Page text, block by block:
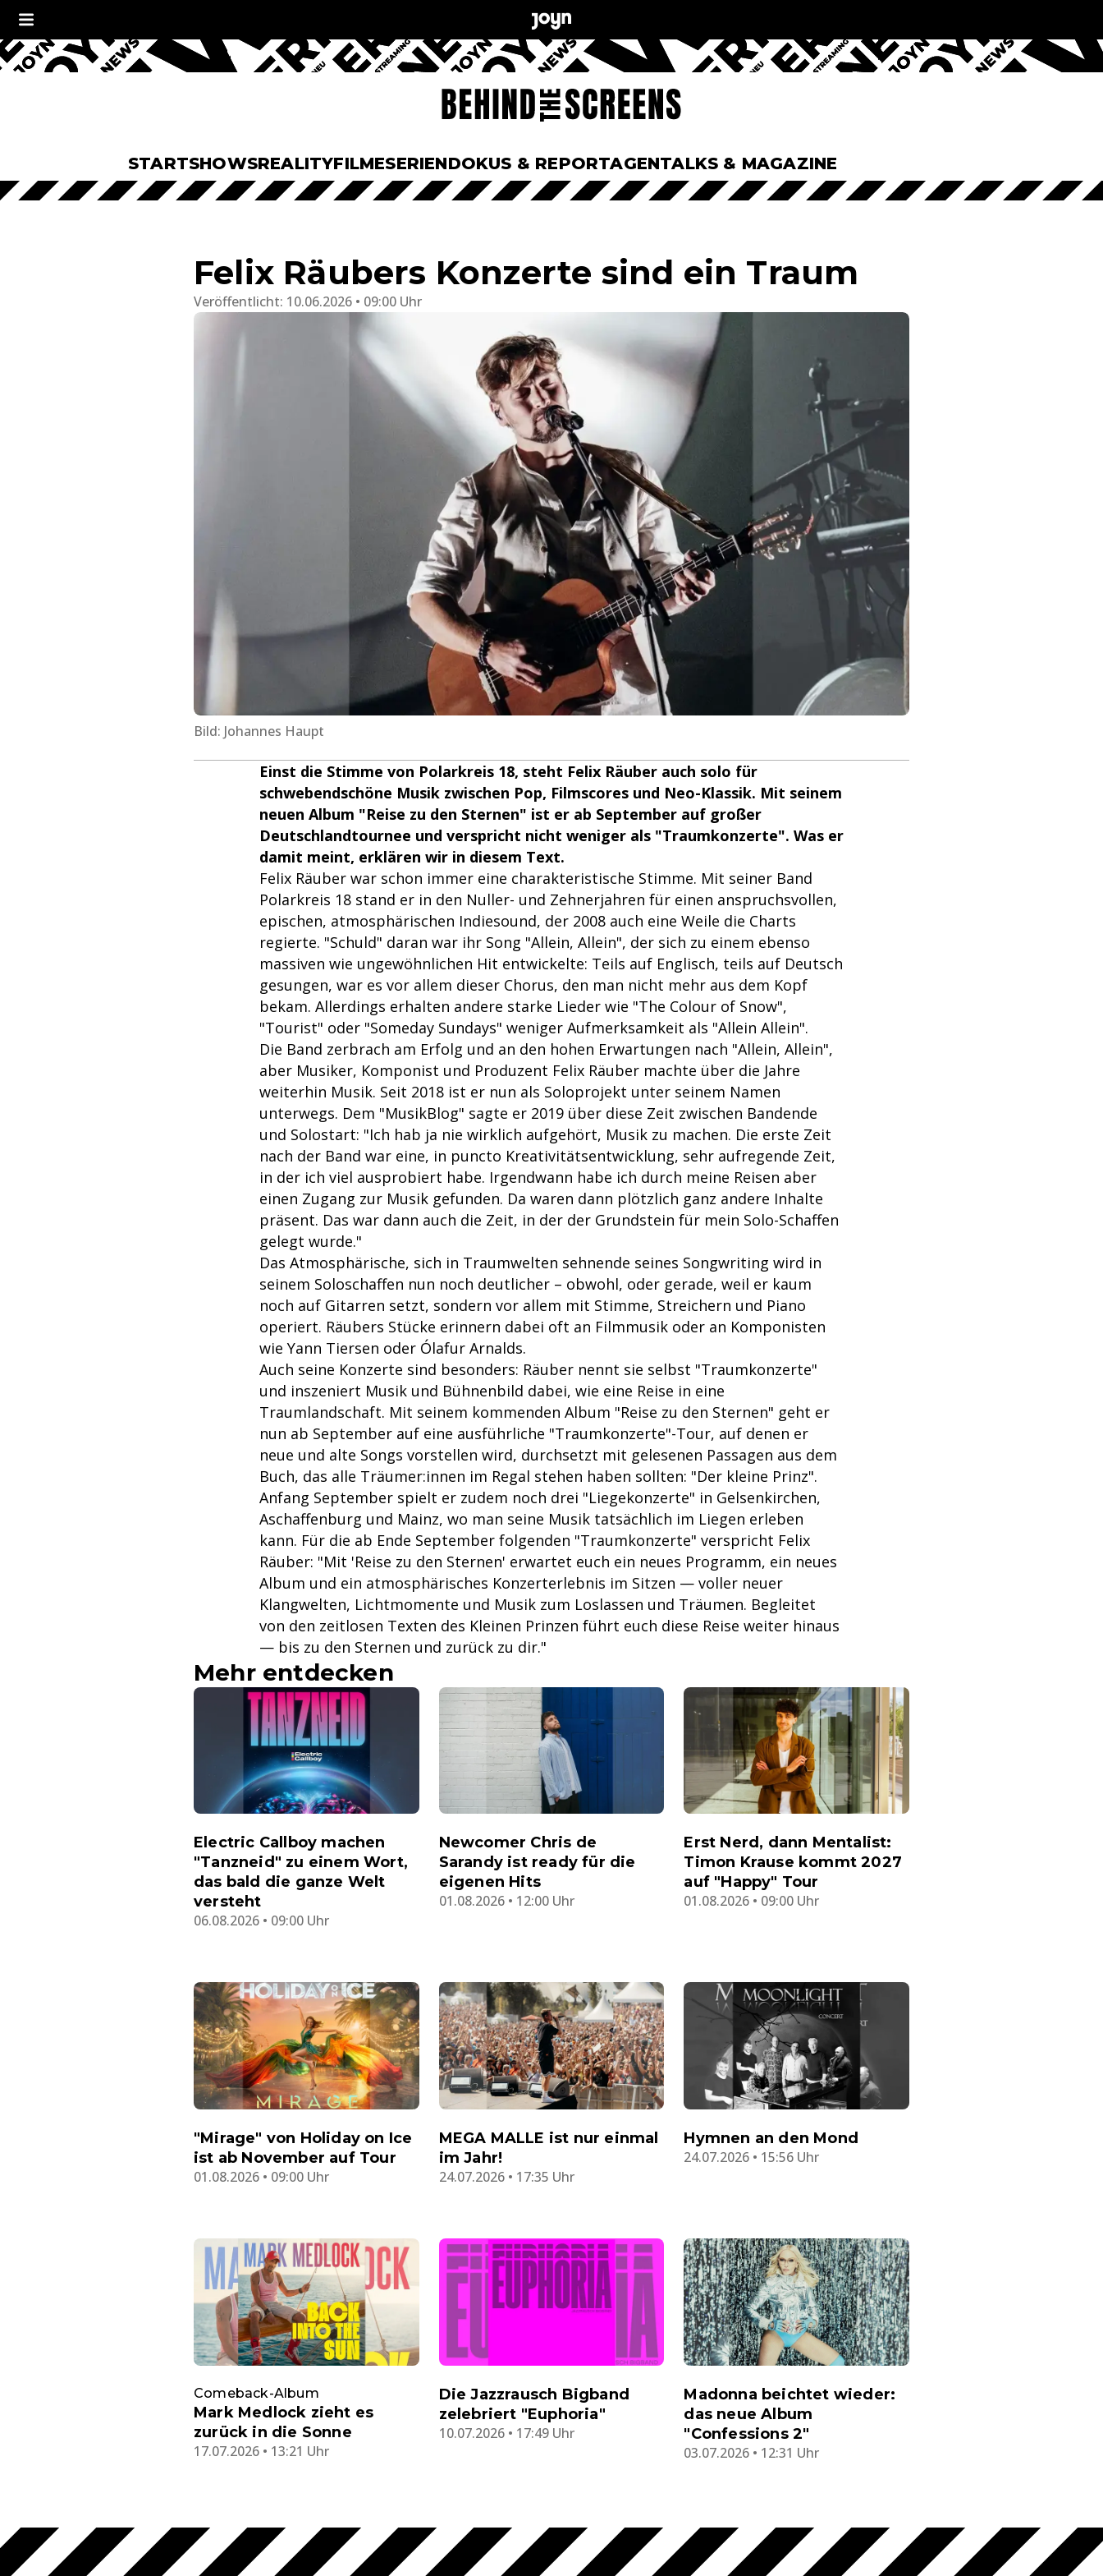
STARTSHOWSREALITYFILMESERIENDOKUS & REPORTAGENTALKS & MAGAZINE
Felix Räubers Konzerte sind ein Traum
Veröffentlicht: 10.06.2026 • 09:00 Uhr
Bild: Johannes Haupt
Einst die Stimme von Polarkreis 18, steht Felix Räuber auch solo für
schwebendschöne Musik zwischen Pop, Filmscores und Neo-Klassik. Mit seinem
neuen Album "Reise zu den Sternen" ist er ab September auf großer
Deutschlandtournee und verspricht nicht weniger als "Traumkonzerte". Was er
damit meint, erklären wir in diesem Text.
Felix Räuber war schon immer eine charakteristische Stimme. Mit seiner Band
Polarkreis 18 stand er in den Nuller- und Zehnerjahren für einen anspruchsvollen,
epischen, atmosphärischen Indiesound, der 2008 auch eine Weile die Charts
regierte. "Schuld" daran war ihr Song "Allein, Allein", der sich zu einem ebenso
massiven wie ungewöhnlichen Hit entwickelte: Teils auf Englisch, teils auf Deutsch
gesungen, war es vor allem dieser Chorus, den man nicht mehr aus dem Kopf
bekam. Allerdings erhalten andere starke Lieder wie "The Colour of Snow",
"Tourist" oder "Someday Sundays" weniger Aufmerksamkeit als "Allein Allein".
Die Band zerbrach am Erfolg und an den hohen Erwartungen nach "Allein, Allein",
aber Musiker, Komponist und Produzent Felix Räuber machte über die Jahre
weiterhin Musik. Seit 2018 ist er nun als Soloprojekt unter seinem Namen
unterwegs. Dem "MusikBlog" sagte er 2019 über diese Zeit zwischen Bandende
und Solostart: "Ich hab ja nie wirklich aufgehört, Musik zu machen. Die erste Zeit
nach der Band war eine, in puncto Kreativitätsentwicklung, sehr aufregende Zeit,
in der ich viel ausprobiert habe. Irgendwann habe ich durch meine Reisen aber
einen Zugang zur Musik gefunden. Da waren dann plötzlich ganz andere Inhalte
präsent. Das war dann auch die Zeit, in der der Grundstein für mein Solo-Schaffen
gelegt wurde."
Das Atmosphärische, sich in Traumwelten sehnende seines Songwriting wird in
seinem Soloschaffen nun noch deutlicher – obwohl, oder gerade, weil er kaum
noch auf Gitarren setzt, sondern vor allem mit Stimme, Streichern und Piano
operiert. Räubers Stücke erinnern dabei oft an Filmmusik oder an Komponisten
wie Yann Tiersen oder Ólafur Arnalds.
Auch seine Konzerte sind besonders: Räuber nennt sie selbst "Traumkonzerte"
und inszeniert Musik und Bühnenbild dabei, wie eine Reise in eine
Traumlandschaft. Mit seinem kommenden Album "Reise zu den Sternen" geht er
nun ab September auf eine ausführliche "Traumkonzerte"-Tour, auf denen er
neue und alte Songs vorstellen wird, durchsetzt mit gelesenen Passagen aus dem
Buch, das alle Träumer:innen im Regal stehen haben sollten: "Der kleine Prinz".
Anfang September spielt er zudem noch drei "Liegekonzerte" in Gelsenkirchen,
Aschaffenburg und Mainz, wo man seine Musik tatsächlich im Liegen erleben
kann. Für die ab Ende September folgenden "Traumkonzerte" verspricht Felix
Räuber: "Mit 'Reise zu den Sternen' erwartet euch ein neues Programm, ein neues
Album und ein atmosphärisches Konzerterlebnis im Sitzen — voller neuer
Klangwelten, Lichtmomente und Musik zum Loslassen und Träumen. Begleitet
von den zeitlosen Texten des Kleinen Prinzen führt euch diese Reise weiter hinaus
— bis zu den Sternen und zurück zu dir."
Mehr entdecken
Electric Callboy machen
"Tanzneid" zu einem Wort,
das bald die ganze Welt
versteht
06.08.2026 • 09:00 Uhr
Newcomer Chris de
Sarandy ist ready für die
eigenen Hits
01.08.2026 • 12:00 Uhr
Erst Nerd, dann Mentalist:
Timon Krause kommt 2027
auf "Happy" Tour
01.08.2026 • 09:00 Uhr
"Mirage" von Holiday on Ice
ist ab November auf Tour
01.08.2026 • 09:00 Uhr
MEGA MALLE ist nur einmal
im Jahr!
24.07.2026 • 17:35 Uhr
Hymnen an den Mond
24.07.2026 • 15:56 Uhr
Comeback-Album
Mark Medlock zieht es
zurück in die Sonne
17.07.2026 • 13:21 Uhr
Die Jazzrausch Bigband
zelebriert "Euphoria"
10.07.2026 • 17:49 Uhr
Madonna beichtet wieder:
das neue Album
"Confessions 2"
03.07.2026 • 12:31 Uhr